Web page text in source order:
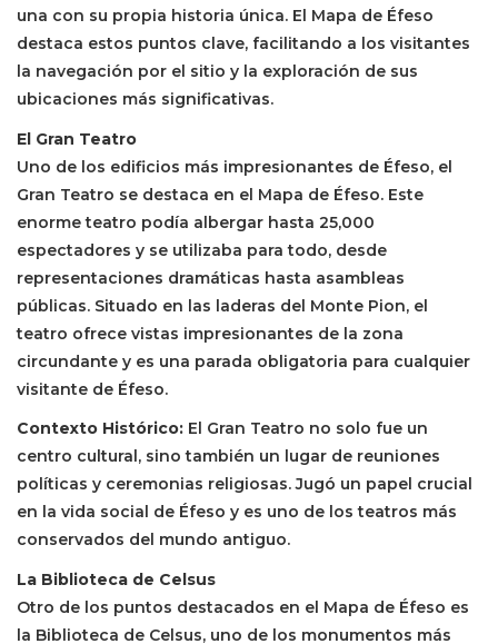
una con su propia historia única. El Mapa de Éfeso
destaca estos puntos clave, facilitando a los visitantes
la navegación por el sitio y la exploración de sus
ubicaciones más significativas.
El Gran Teatro
Uno de los edificios más impresionantes de Éfeso, el
Gran Teatro se destaca en el Mapa de Éfeso. Este
enorme teatro podía albergar hasta 25,000
espectadores y se utilizaba para todo, desde
representaciones dramáticas hasta asambleas
públicas. Situado en las laderas del Monte Pion, el
teatro ofrece vistas impresionantes de la zona
circundante y es una parada obligatoria para cualquier
visitante de Éfeso.
Contexto Histórico: El Gran Teatro no solo fue un
centro cultural, sino también un lugar de reuniones
políticas y ceremonias religiosas. Jugó un papel crucial
en la vida social de Éfeso y es uno de los teatros más
conservados del mundo antiguo.
La Biblioteca de Celsus
Otro de los puntos destacados en el Mapa de Éfeso es
la Biblioteca de Celsus, uno de los monumentos más